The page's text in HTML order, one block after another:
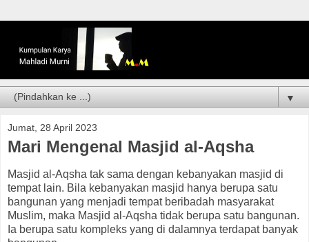
▼
Jumat, 28 April 2023
Mari Mengenal Masjid al-Aqsha
Masjid al-Aqsha tak sama dengan kebanyakan masjid di
tempat lain. Bila kebanyakan masjid hanya berupa satu
bangunan yang menjadi tempat beribadah masyarakat
Muslim, maka Masjid al-Aqsha tidak berupa satu bangunan.
Ia berupa satu kompleks yang di dalamnya terdapat banyak